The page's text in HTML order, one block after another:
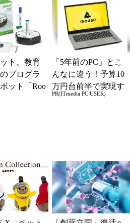
ーアル
ト、教育
プログラ
ット「Roo
「5年前のPC」とこ
んなに違う！予算10
万円台前半で実現す
る快適PCライフ
PR(ITmedia PC USER)